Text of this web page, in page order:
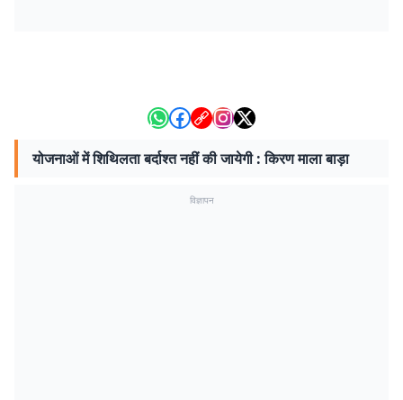
योजनाओं में शिथिलता बर्दाश्त नहीं की जायेगी : किरण माला बाड़ा
विज्ञापन